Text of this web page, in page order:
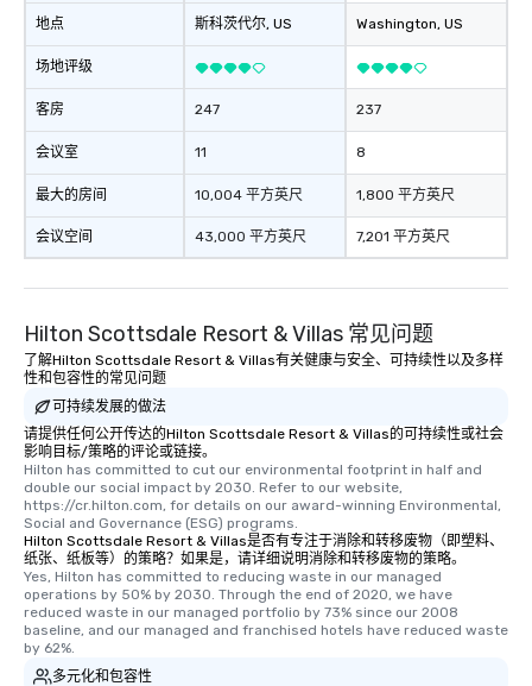
enjoy the company of your guests
knowing that everything is taken care
of from the moment the tour is
booked to the minute it concludes.
Since the menu is already set, you
remember to submit ahead of the tour
date any dietary restrictions and food
allergies for anyone in your group.
Smacking Foodie Tours, you and your
about waiting in line to get into a top
restaurant or being shown to a less
than desirable table. On our tours,
everyone is treated like a VIP with
immediate seating upon arrival.
What’s more, your group may receive
a special warm welcome personally
from the restaurant chef. Menus can
be printed featuring your logo, too,
which can be an added bonus for all
those Instagram moments you share.
For added ease, we can even arrange
transportation pick-up and drop-off,
as well as an event photographer. And
地点
场地评级
客房
会议室
最大的房间
会议空间
斯科茨代尔, US
247
11
10,004 平方英尺
43,000 平方英尺
Washington, US
237
8
1,800 平方英尺
7,201 平方英尺
Hilton Scottsdale Resort & Villas 常见问题
了解Hilton Scottsdale Resort & Villas有关健康与安全、可持续性以及多样
性和包容性的常见问题
可持续发展的做法
请提供任何公开传达的Hilton Scottsdale Resort & Villas的可持续性或社会
影响目标/策略的评论或链接。
Hilton has committed to cut our environmental footprint in half and
double our social impact by 2030. Refer to our website,
https://cr.hilton.com, for details on our award-winning Environmental,
Social and Governance (ESG) programs.
Hilton Scottsdale Resort & Villas是否有专注于消除和转移废物（即塑料、
纸张、纸板等）的策略？如果是，请详细说明消除和转移废物的策略。
Yes, Hilton has committed to reducing waste in our managed
operations by 50% by 2030. Through the end of 2020, we have
reduced waste in our managed portfolio by 73% since our 2008
baseline, and our managed and franchised hotels have reduced waste
by 62%.
多元化和包容性